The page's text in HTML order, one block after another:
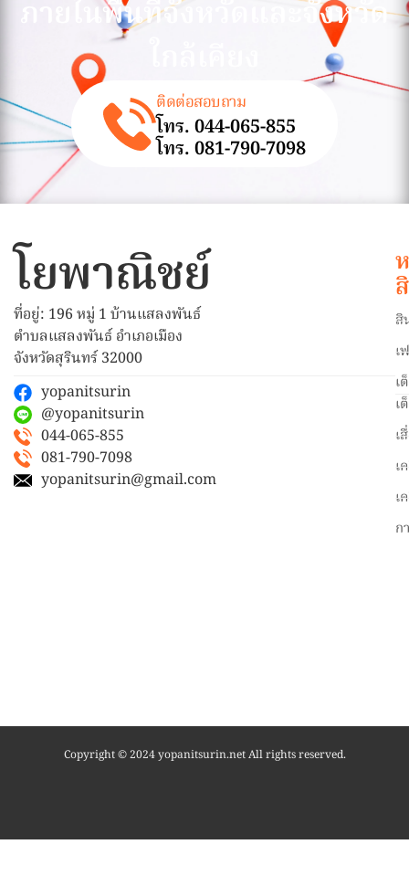
ภายในพื้นที่จังหวัดและจังหวัด
ติดต่อสอบถาม
โทร. 044-065-855
โทร. 081-790-7098
โยพาณิชย์
ที่อยู่: 196 หมู่ 1 บ้านแสลงพันธ์
ตำบลแสลงพันธ์ อำเภอเมือง
จังหวัดสุรินทร์ 32000
yopanitsurin
@yopanitsurin
044-065-855
081-790-7098
yopanitsurin@gmail.com
สิ
เ
เ
เ
เ
เ
เ
ก
Copyright © 2024 yopanitsurin.net All rights reserved.